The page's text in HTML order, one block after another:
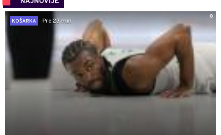
0
KOŠARKA
Pre 23 min